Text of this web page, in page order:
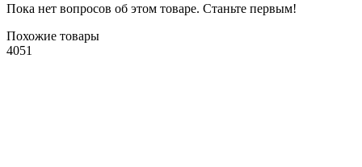
Пока нет вопросов об этом товаре. Станьте первым!
Похожие товары
4051